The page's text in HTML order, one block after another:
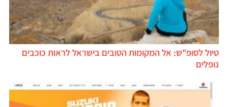
טיול לסופ"ש: אל המקומות הטובים בישראל לראות כוכבים
נופלים